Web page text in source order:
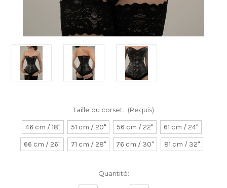
Taille du corset: (Requis)
46 cm / 18" 51 cm / 20" 56 cm / 22"
61 cm / 24"
66 cm / 26"
71 cm / 28" 76 cm / 30" 81 cm / 32"
Quantité: